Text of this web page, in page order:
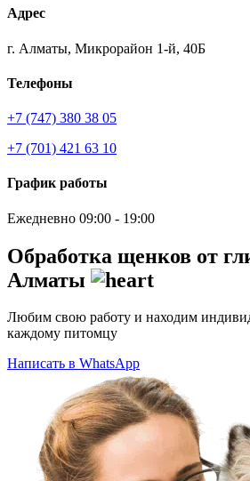
Адрес
г. Алматы, Микрорайон 1-й, 40Б
Телефоны
+7 (747) 380 38 05
+7 (701) 421 63 10
График работы
Ежедневно 09:00 - 19:00
Обработка щенков от
Алматы
Любим свою работу и находим
каждому питомцу
Написать в WhatsApp